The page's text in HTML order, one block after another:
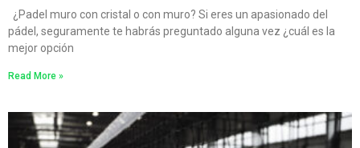
¿Padel muro con cristal o con muro? Si eres un apasionado del
pádel, seguramente te habrás preguntado alguna vez ¿cuál es la
mejor opción
Read More »